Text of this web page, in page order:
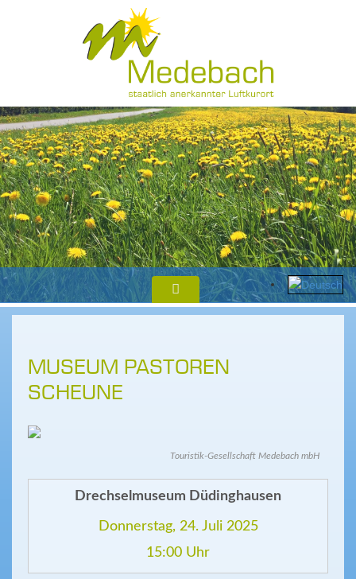
MUSEUM PASTOREN
SCHEUNE
Touristik-Gesellschaft Medebach mbH
Drechselmuseum Düdinghausen
Donnerstag, 24. Juli 2025
15:00 Uhr